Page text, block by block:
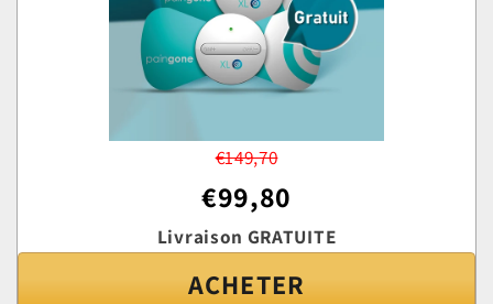
€149,70
€99,80
Livraison GRATUITE
ACHETER